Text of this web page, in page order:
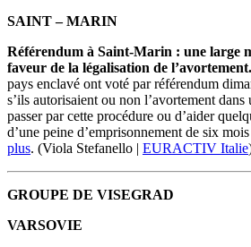
SAINT – MARIN
Référendum à Saint-Marin : une large
faveur de la légalisation de l’avortement.
pays enclavé ont voté par référendum
s’ils autorisaient ou non l’avortement
passer par cette procédure ou d’aider
d’une peine d’emprisonnement de six
plus. (Viola Stefanello | EURACTIV Italie
GROUPE DE VISEGRAD
VARSOVIE